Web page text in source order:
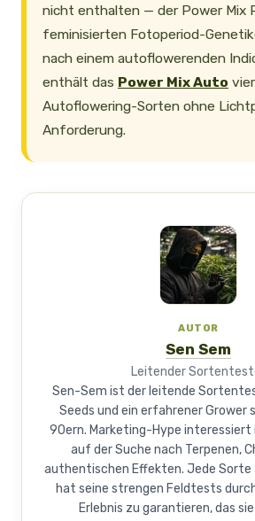
nicht enthalten — der Power Mix
feminisierten Fotoperiod-
nach einem autoflowerenden
enthält das Power Mix Auto
Autoflowering-Sorten ohne
Anforderung.
AUTOR
Sen Sem
Leitender
Sen-Sem ist der leitende
Seeds und ein erfahrener Grower
90ern. Marketing-Hype
auf der Suche nach Terpenen,
authentischen Effekten. Jede Sorte
hat seine strengen Feldtests
Erlebnis zu garantieren, das